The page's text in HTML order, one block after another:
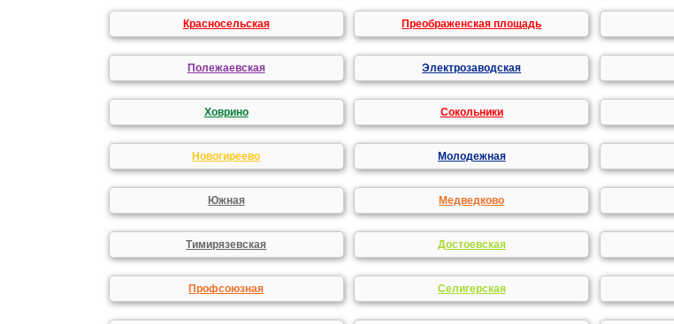
Красносельская Преображенская площадь
Полежаевская Электрозаводская
Ховрино Сокольники
Новогиреево Молодежная
Южная Медведково
Тимирязевская Достоевская
Профсоюзная Селигерская